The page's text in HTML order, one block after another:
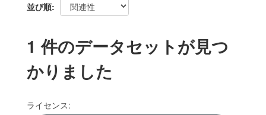
並び順
1 件のデータセットが見つ
かりました
ライセンス: